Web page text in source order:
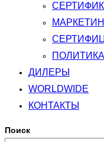
ДИЛЕРЫ
WORLDWIDE
КОНТАКТЫ
Поиск